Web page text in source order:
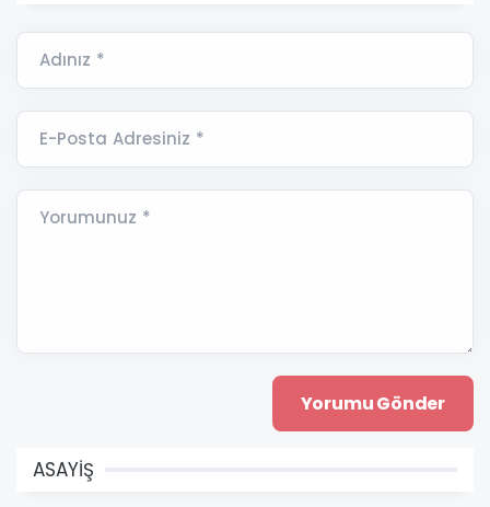
Adınız *
E-Posta Adresiniz *
Yorumunuz *
ASAYİŞ